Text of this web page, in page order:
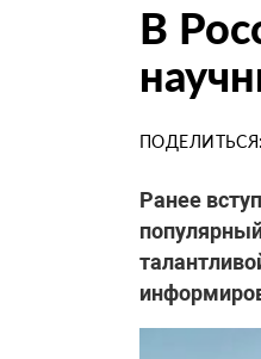
В
ПОДЕЛИТЬСЯ:
Ранее